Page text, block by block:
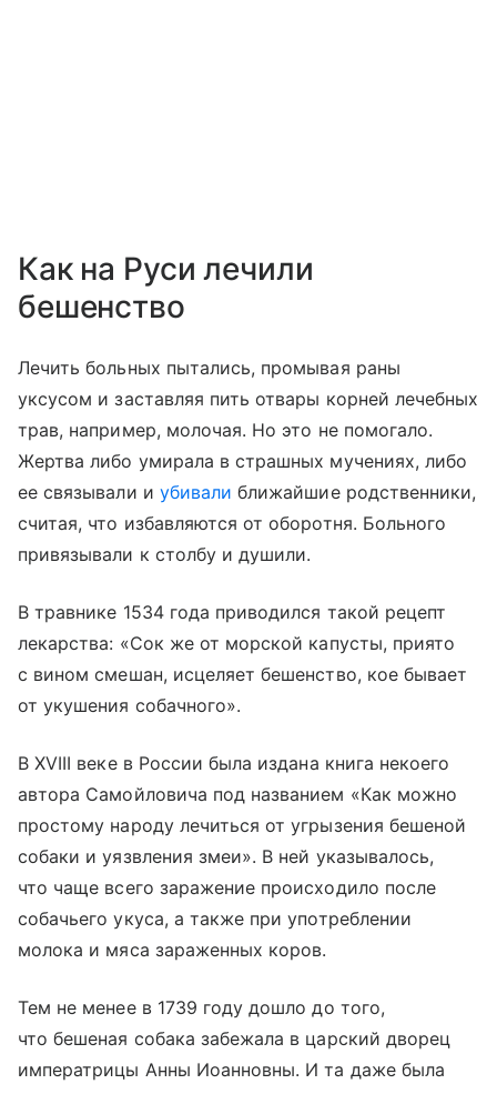
Как на Руси лечили
бешенство
Лечить больных пытались, промывая раны
уксусом и заставляя пить отвары корней лечебных
трав, например, молочая. Но это не помогало.
Жертва либо умирала в страшных мучениях, либо
ее связывали и убивали ближайшие родственники,
считая, что избавляются от оборотня. Больного
привязывали к столбу и душили.
В травнике 1534 года приводился такой рецепт
лекарства: «Сок же от морской капусты, приято
с вином смешан, исцеляет бешенство, кое бывает
от укушения собачного».
В XVIII веке в России была издана книга некоего
автора Самойловича под названием «Как можно
простому народу лечиться от угрызения бешеной
собаки и уязвления змеи». В ней указывалось,
что чаще всего заражение происходило после
собачьего укуса, а также при употреблении
молока и мяса зараженных коров.
Тем не менее в 1739 году дошло до того,
что бешеная собака забежала в царский дворец
императрицы Анны Иоанновны. И та даже была